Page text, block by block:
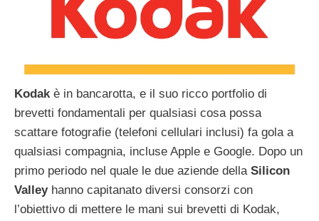
Kodakè in bancarotta, e il suo ricco portfolio di
brevetti fondamentali per qualsiasi cosa possa
scattare fotografie (telefoni cellulari inclusi) fa gola a
qualsiasi compagnia, incluse Apple e Google. Dopo un
primo periodo nel quale le due aziende della Silicon
Valleyhanno capitanato diversi consorzi con
l’obiettivo di mettere le mani sui brevetti di Kodak,